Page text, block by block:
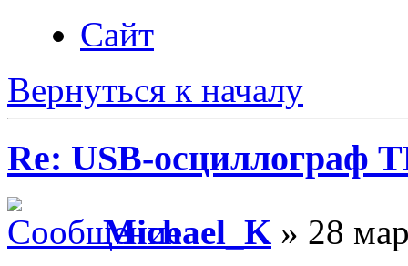
Сайт
Вернуться к началу
Re: USB-осциллограф
Michael_K » 28